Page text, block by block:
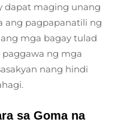
dapat maging unang
ang pagpapanatili ng
mga bagay tulad
ng mga
nang hindi
sa Goma na